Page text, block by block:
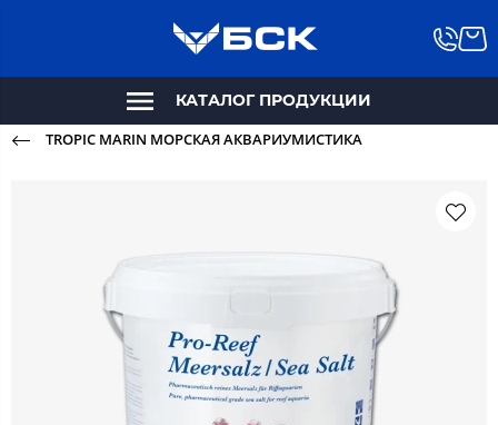
КАТАЛОГ ПРОДУКЦИИ
TROPIC MARIN МОРСКАЯ АКВАРИУМИСТИКА